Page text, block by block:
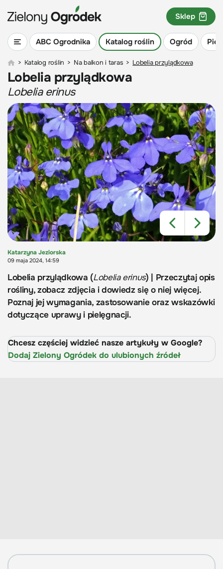
ABC Ogrodnika Katalog roślin Ogród
Sklep
> Katalog roślin > Na balkon i taras > Lobelia przylądkowa
Lobelia przylądkowa
Lobelia erinus
Katarzyna Jeziorska
09 maja 2024, 14:59
Lobelia przylądkowa (Lobelia erinus) | Przeczytaj opis
rośliny, zobacz zdjęcia i dowiedz się o niej więcej.
Poznaj jej wymagania, zastosowanie oraz wskazówki
dotyczące uprawy i pielęgnacji.
Chcesz częściej widzieć nasze artykuły w Google?
Dodaj Zielony Ogródek do ulubionych źródeł